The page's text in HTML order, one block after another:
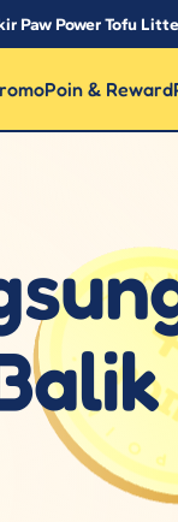
Paw Power Tofu
Poin & Reward